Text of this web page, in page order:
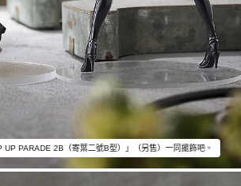
PARADE 2B（寄葉二號B型）」（另售）一同擺飾吧。